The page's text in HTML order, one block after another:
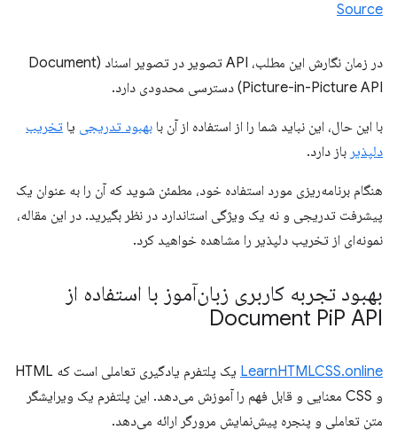
Source
در زمان نگارش این مطلب، API تصویر در تصویر اسناد (Document
Picture-in-Picture API) دسترسی محدودی دارد.
با این حال، این نباید شما را از استفاده از آن با بهبود تدریجی یا تخریب
دلپذیر باز دارد.
هنگام برنامه‌ریزی مورد استفاده خود، مطمئن شوید که آن را به عنوان یک
پیشرفت تدریجی و نه یک ویژگی استاندارد در نظر بگیرید. در این مقاله،
نمونه‌ای از تخریب دلپذیر را مشاهده خواهید کرد.
بهبود تجربه کاربری زبان‌آموز با استفاده از
Document PiP API
LearnHTMLCSS.online
یک پلتفرم یادگیری تعاملی است که HTML
و CSS معنایی و قابل فهم را آموزش می‌دهد. این پلتفرم یک ویرایشگر
متن تعاملی و پنجره پیش‌نمایش مرورگر ارائه می‌دهد.